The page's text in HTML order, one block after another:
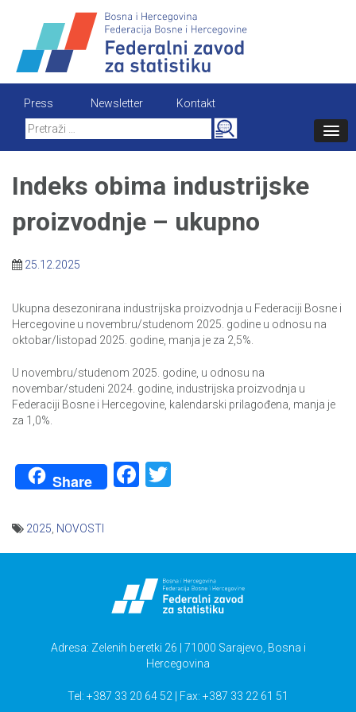
content
Press Newsletter
Kontakt
Search
for:
Indeks obima industrijske
proizvodnje – ukupno
25.12.2025
Ukupna desezonirana industrijska proizvodnja u Federaciji Bosne i
Hercegovine u novembru/studenom 2025. godine u odnosu na
oktobar/listopad 2025. godine, manja je za 2,5%.
U novembru/studenom 2025. godine, u odnosu na
novembar/studeni 2024. godine, industrijska proizvodnja u
Federaciji Bosne i Hercegovine, kalendarski prilagođena, manja je
za 1,0%.
Share Facebook
2025 NOVOSTI
Adresa: Zelenih beretki 26 | 71000 Sarajevo, Bosna i
Hercegovina
Tel: +387 33 20 64 52 | Fax: +387 33 22 61 51